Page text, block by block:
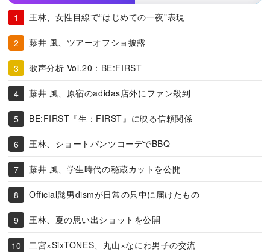
王林、女性目線で“はじめての一夜”表現
藤井 風、ツアーオフショ披露
歌声分析 Vol.20：BE:FIRST
藤井 風、原宿のadidas店外にファン殺到
BE:FIRST『生：FIRST』に映る信頼関係
王林、ショートパンツコーデでBBQ
藤井 風、学生時代の秘蔵カットを公開
Official髭男dismが日常の只中に届けたもの
王林、夏の思い出ショットを公開
二宮×SixTONES、丸山×なにわ男子の交流